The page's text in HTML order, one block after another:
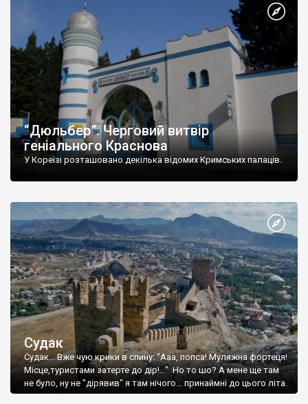
“Дюльбер”. Черговий витвір
геніального Краснова
У Кореїзі розташовано декілька відомих Кримських палаців.
Судак
Судак... Вже чую крики в спину: "Ааа, попса! Муляжна фортеця!
Місце,туристами затерте до дір!..." Но то шо? А мене ще там
не було, ну не "дірявив" я там нічого... принаймні до цього літа.